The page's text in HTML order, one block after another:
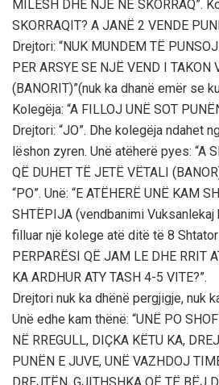
MILESH DHE NJË NË SKORRAQ”.
SKORRAQIT? A JANË 2 VENDE
Drejtori: “NUK MUNDEM TË
PER ARSYE SE NJË VEND I TAKON
(BANORIT)”(nuk ka dhanë emër se
Kolegëja: “A FILLOJ UNË SOT
Drejtori: “JO”. Dhe kolegëja ndahet
lëshon zyren. Unë atëherë pyes: “A
QË DUHET TË JETË VËTALI
“PO”. Unë: “E ATËHERË UNË KAM
SHTËPIJA (vendbanimi Vuksanlekaj
filluar një kolege atë ditë të 8
PERPARËSI QË JAM LE DHE RRIT
KA ARDHUR ATY TASH 4-5 VITE?”.
Drejtori nuk ka dhënë pergjigje, nuk
Unë edhe kam thënë: “UNË PO
NË RREGULL, DIÇKA KËTU KA,
PUNËN E JUVE, UNË VAZHDOJ